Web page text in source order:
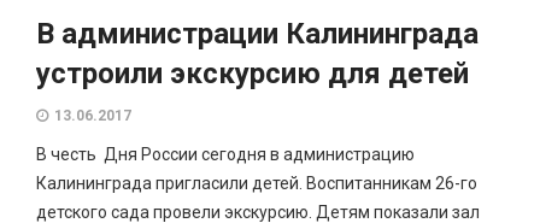
В администрации Калининграда
устроили экскурсию для детей
13.06.2017
В честь Дня России сегодня в администрацию
Калининграда пригласили детей. Воспитанникам 26-го
детского сада провели экскурсию. Детям показали зал